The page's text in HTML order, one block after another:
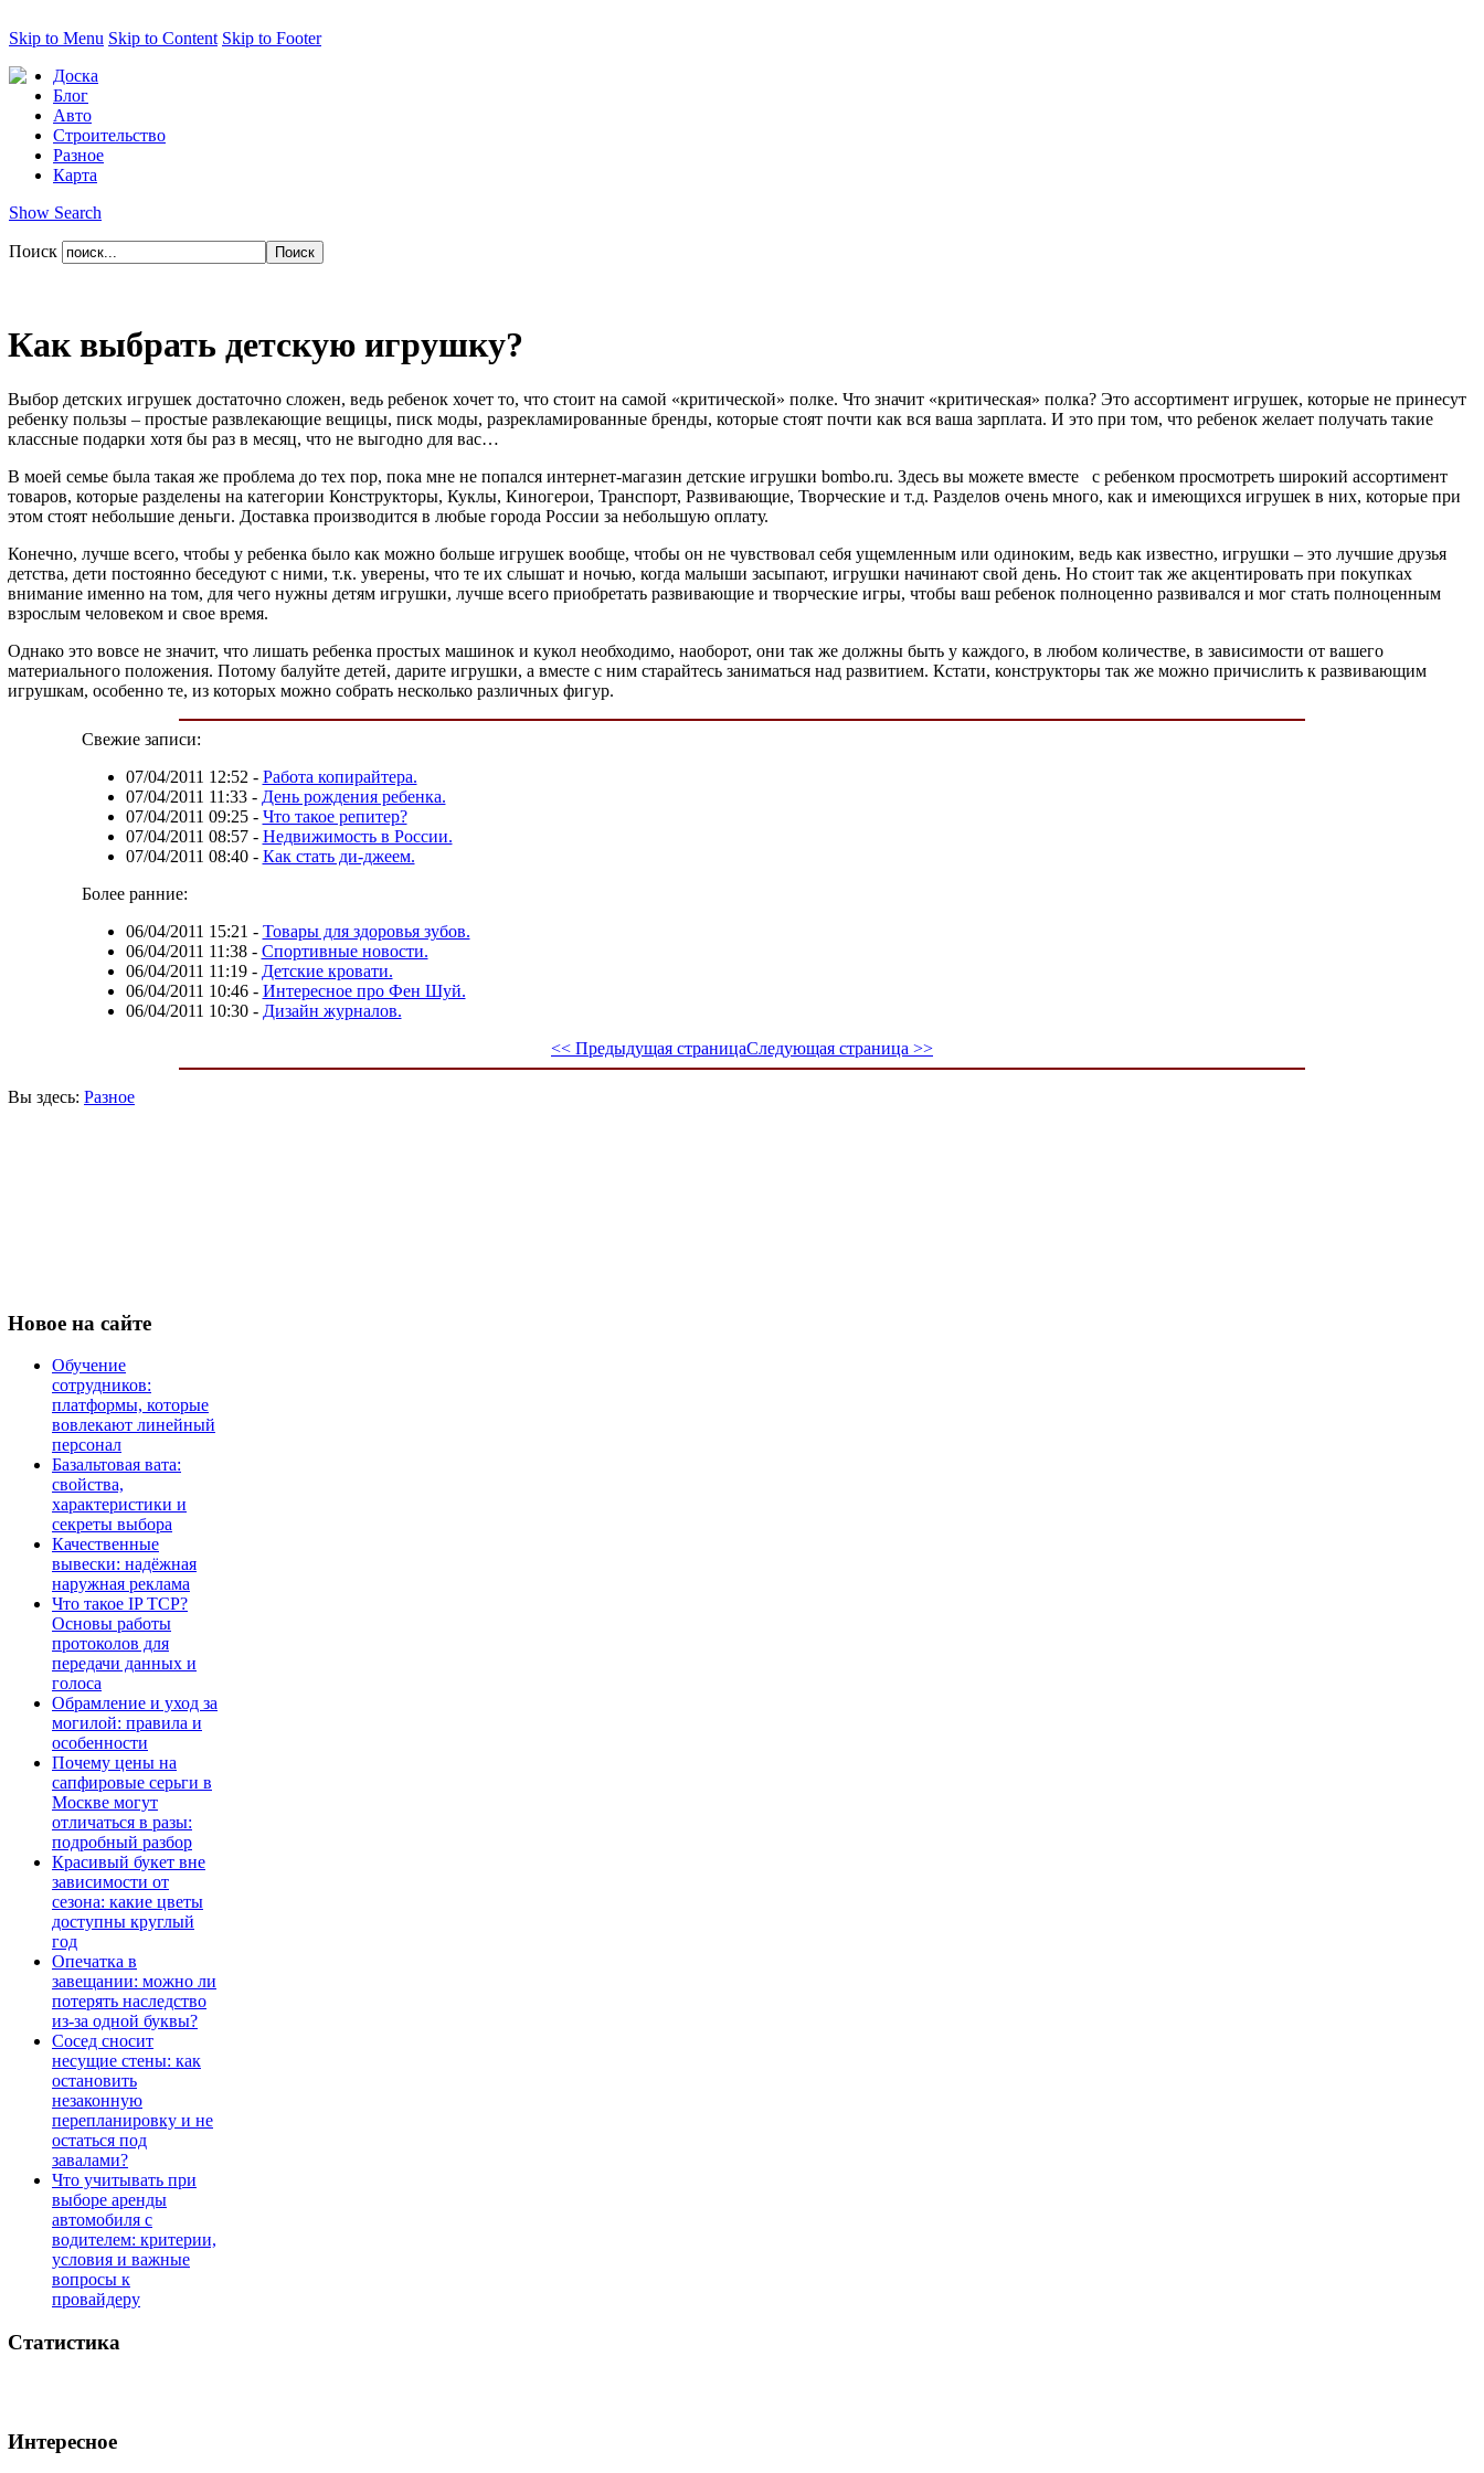
Skip to Menu Skip to Content Skip to Footer
Доска
Блог
Авто
Строительство
Разное
Карта
Show Search
Поиск
Как выбрать детскую игрушку?
Выбор детских игрушек достаточно сложен, ведь ребенок хочет то, что стоит на самой «критической» полке. Что значит «критическая» полка? Это ассортимент игрушек, которые не принесут
ребенку пользы – простые развлекающие вещицы, писк моды, разрекламированные бренды, которые стоят почти как вся ваша зарплата. И это при том, что ребенок желает получать такие
классные подарки хотя бы раз в месяц, что не выгодно для вас…
В моей семье была такая же проблема до тех пор, пока мне не попался интернет-магазин детские игрушки bombo.ru. Здесь вы можете вместе с ребенком просмотреть широкий ассортимент
товаров, которые разделены на категории Конструкторы, Куклы, Киногерои, Транспорт, Развивающие, Творческие и т.д. Разделов очень много, как и имеющихся игрушек в них, которые при
этом стоят небольшие деньги. Доставка производится в любые города России за небольшую оплату.
Конечно, лучше всего, чтобы у ребенка было как можно больше игрушек вообще, чтобы он не чувствовал себя ущемленным или одиноким, ведь как известно, игрушки – это лучшие друзья
детства, дети постоянно беседуют с ними, т.к. уверены, что те их слышат и ночью, когда малыши засыпают, игрушки начинают свой день. Но стоит так же акцентировать при покупках
внимание именно на том, для чего нужны детям игрушки, лучше всего приобретать развивающие и творческие игры, чтобы ваш ребенок полноценно развивался и мог стать полноценным
взрослым человеком и свое время.
Однако это вовсе не значит, что лишать ребенка простых машинок и кукол необходимо, наоборот, они так же должны быть у каждого, в любом количестве, в зависимости от вашего
материального положения. Потому балуйте детей, дарите игрушки, а вместе с ним старайтесь заниматься над развитием. Кстати, конструкторы так же можно причислить к развивающим
игрушкам, особенно те, из которых можно собрать несколько различных фигур.
Свежие записи:
07/04/2011 12:52 - Работа копирайтера.
07/04/2011 11:33- День рождения ребенка.
07/04/2011 09:25- Что такое репитер?
07/04/2011 08:57- Недвижимость в России.
07/04/2011 08:40- Как стать ди-джеем.
Более ранние:
06/04/2011 15:21 - Товары для здоровья зубов.
06/04/2011 11:38- Спортивные новости.
06/04/2011 11:19- Детские кровати.
06/04/2011 10:46- Интересное про Фен Шуй.
06/04/2011 10:30- Дизайн журналов.
<< Предыдущая страницаСледующая страница >>
Вы здесь: Разное
Новое на сайте
Обучение
сотрудников:
платформы, которые
вовлекают линейный
персонал
Базальтовая вата:
свойства,
характеристики и
секреты выбора
Качественные
вывески: надёжная
наружная реклама
Что такое IP TCP?
Основы работы
протоколов для
передачи данных и
голоса
Обрамление и уход за
могилой: правила и
особенности
Почему цены на
сапфировые серьги в
Москве могут
отличаться в разы:
подробный разбор
Красивый букет вне
зависимости от
сезона: какие цветы
доступны круглый
год
Опечатка в
завещании: можно ли
потерять наследство
из-за одной буквы?
Сосед сносит
несущие стены: как
остановить
незаконную
перепланировку и не
остаться под
завалами?
Что учитывать при
выборе аренды
автомобиля с
водителем: критерии,
условия и важные
вопросы к
провайдеру
Статистика
Интересное